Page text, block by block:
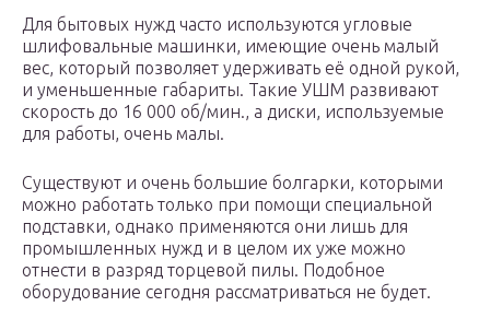
Для бытовых нужд часто используются угловые
шлифовальные машинки, имеющие очень малый
вес, который позволяет удерживать её одной рукой,
и уменьшенные габариты. Такие УШМ развивают
скорость до 16 000 об/мин., а диски, используемые
для работы, очень малы.
Существуют и очень большие болгарки, которыми
можно работать только при помощи специальной
подставки, однако применяются они лишь для
промышленных нужд и в целом их уже можно
отнести в разряд торцевой пилы. Подобное
оборудование сегодня рассматриваться не будет.